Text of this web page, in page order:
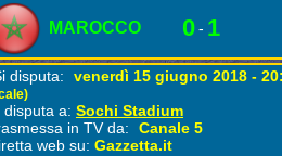
MAROCCO 0- 1
disputa: venerdì 15 giugno 2018 -
disputa a: Sochi Stadium
in TV da:
Canale 5
web su: Gazzetta.it